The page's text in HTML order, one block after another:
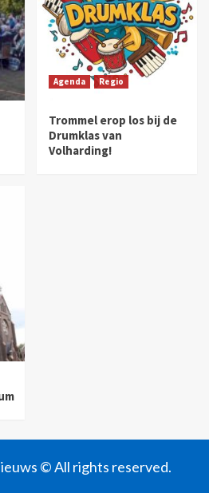
Agenda Regio
Trommel erop los bij de
Drumklas van
Volharding!
© All rights reserved.